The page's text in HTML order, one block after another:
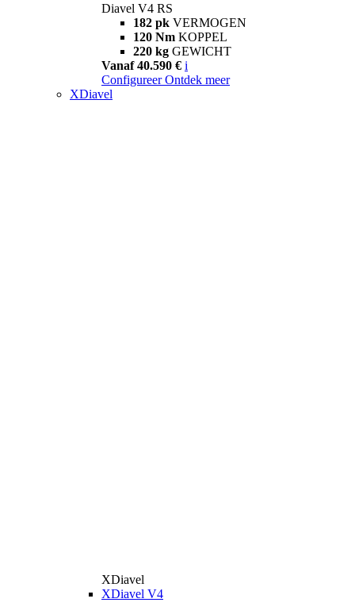
Diavel V4 RS
182 pk VERMOGEN
120 Nm KOPPEL
220 kg GEWICHT
Vanaf 40.590 € i
Configureer Ontdek meer
XDiavel
XDiavel
XDiavel V4